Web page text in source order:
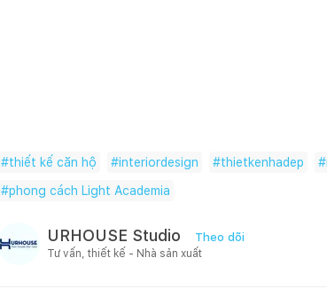
#thiết kế căn hộ #interiordesign #thietkenhadep #
#phong cách Light Academia
URHOUSE Studio Theo dõi
Tư vấn, thiết kế - Nhà sản xuất